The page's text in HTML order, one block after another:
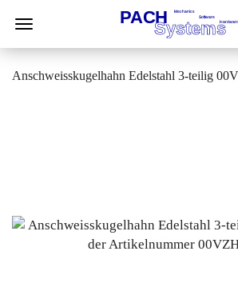
Anschweisskugelhahn Edelstahl 3-teilig